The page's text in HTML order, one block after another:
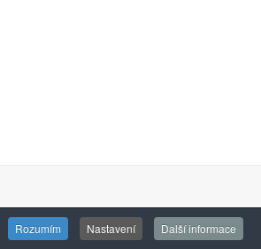
Rozumím Nastavení Další informace